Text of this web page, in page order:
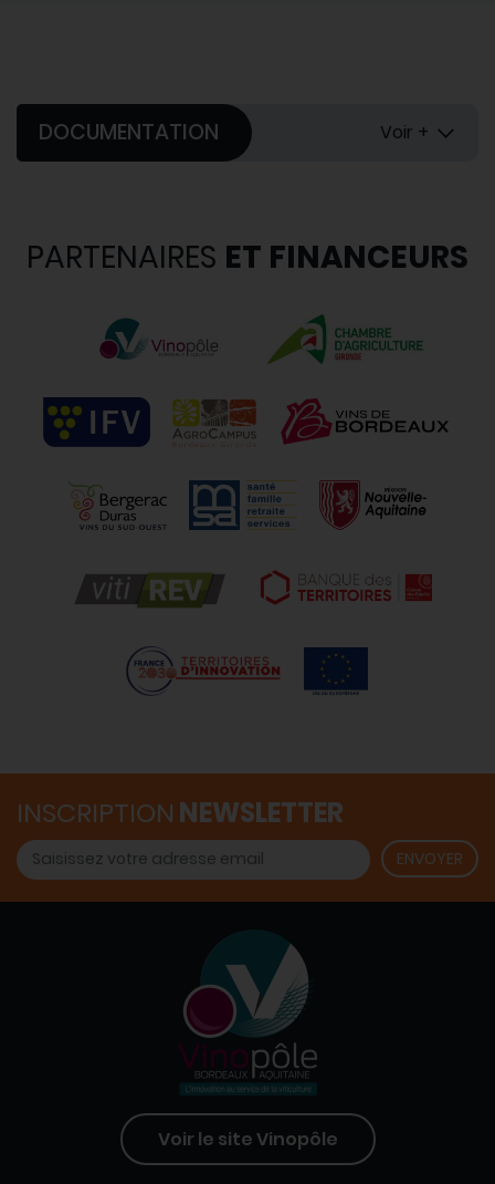
DOCUMENTATION Voir +
PARTENAIRES ET FINANCEURS
INSCRIPTION NEWSLETTER
Voir le site Vinopôle